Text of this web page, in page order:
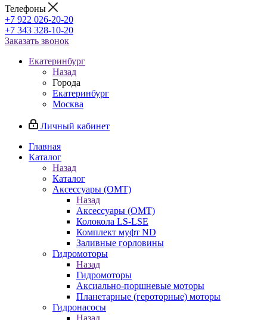
Телефоны
+7 922 026-20-20
+7 343 328-10-20
Заказать звонок
Екатеринбург
Назад
Города
Екатеринбург
Москва
Личный кабинет
Главная
Каталог
Назад
Каталог
Аксессуары (OMT)
Назад
Аксессуары (OMT)
Колокола LS-LSE
Комплект муфт ND
Заливные горловины
Гидромоторы
Назад
Гидромоторы
Аксиально-поршневые моторы
Планетарные (героторные) моторы
Гидронасосы
Назад